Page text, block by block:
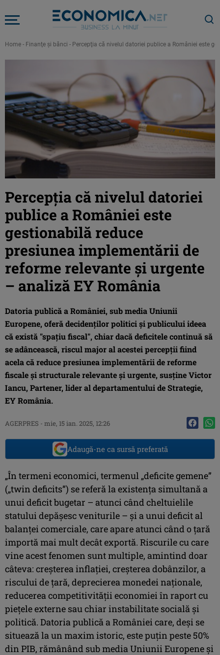
Home - Finanţe şi bănci - Percepţia că nivelul datoriei publice a României este
Percepţia că nivelul datoriei
publice a României este
gestionabilă reduce
presiunea implementării de
reforme relevante şi urgente
– analiză EY România
Datoria publică a României, sub media Uniunii
Europene, oferă decidenţilor politici şi publicului ideea
că există "spaţiu fiscal", chiar dacă deficitele continuă să
se adâncească, riscul major al acestei percepţii fiind
acela că reduce presiunea implementării de reforme
fiscale şi structurale relevante şi urgente, susţine Victor
Iancu, Partener, lider al departamentului de Strategie,
EY România.
AGERPRES - mie, 15 ian. 2025, 12:26
Adaugă-ne ca sursă preferată
„În termeni economici, termenul „deficite gemene”
(„twin deficits”) se referă la existenţa simultană a
unui deficit bugetar – atunci când cheltuielile
statului depăşesc veniturile – şi a unui deficit al
balanţei comerciale, care apare atunci când o ţară
importă mai mult decât exportă. Riscurile cu care
vine acest fenomen sunt multiple, amintind doar
câteva: creşterea inflaţiei, creşterea dobânzilor, a
riscului de ţară, deprecierea monedei naţionale,
reducerea competitivităţii economiei în raport cu
pieţele externe sau chiar instabilitate socială şi
politică. Datoria publică a României care, deşi se
situează la un maxim istoric, este puţin peste 50%
din PIB, rămânând sub media Uniunii Europene şi